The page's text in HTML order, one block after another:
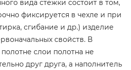
вида стежки состоит в том,
фиксируется в чехле и при
сгибание и др.) изделие
свойств. В
слои полотна не
друг друга, а наполнитель